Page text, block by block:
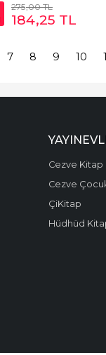
275,00TL
184,25 TL
7 8 9 10
Cezve Kitap
Cezve
ÇiKitap
Hüdhüd